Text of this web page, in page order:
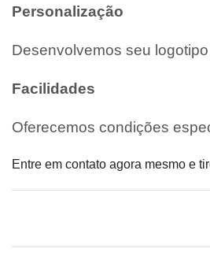
Personalização
Desenvolvemos seu
Facilidades
Oferecemos condições
Entre em contato agora mesmo e